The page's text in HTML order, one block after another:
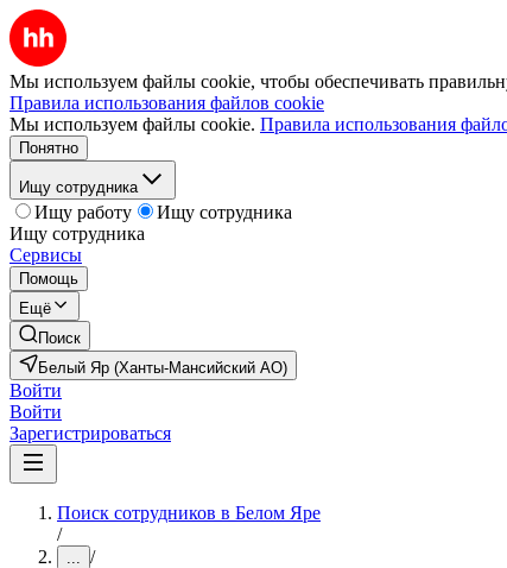
Мы используем файлы cookie, чтобы обеспечивать
Правила использования файлов cookie
Мы используем файлы cookie. Правила использования
Понятно
Ищу сотрудника
Ищу работу
Ищу сотрудника
Ищу сотрудника
Сервисы
Помощь
Ещё
Поиск
Белый Яр (Ханты-Мансийский АО)
Войти
Войти
Зарегистрироваться
Поиск сотрудников в Белом Яре
/
... /